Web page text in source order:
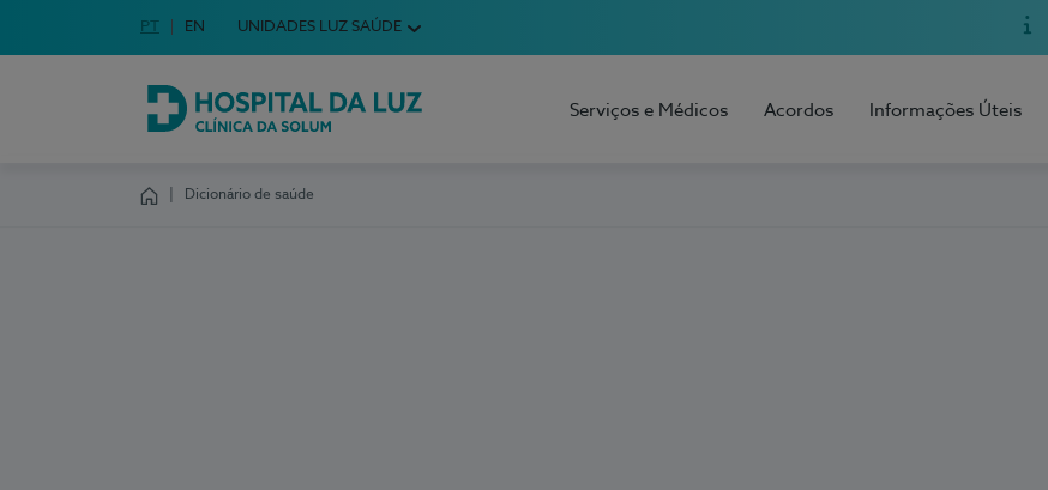
Escolha o seu idioma
Idioma em Português
PT English Language
EN UNIDADES LUZ SAÚDE
Hospital da Luz Clínica da Solum
Serviços e Médicos Acordos Informações Úteis
Dicionário de saúde